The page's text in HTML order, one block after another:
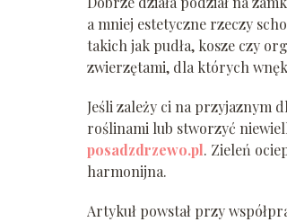
a mniej estetyczne rzeczy
takich jak pudła, kosze czy
zwierzętami, dla których
Jeśli zależy ci na przyjaznym
roślinami lub stworzyć
posadzdrzewo.pl. Zieleń
harmonijna.
Artykuł powstał przy